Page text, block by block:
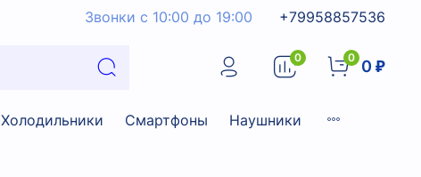
Звонки с 10:00 до 19:00 +79958857536
0 0 0 ₽
Холодильники Смартфоны Наушники